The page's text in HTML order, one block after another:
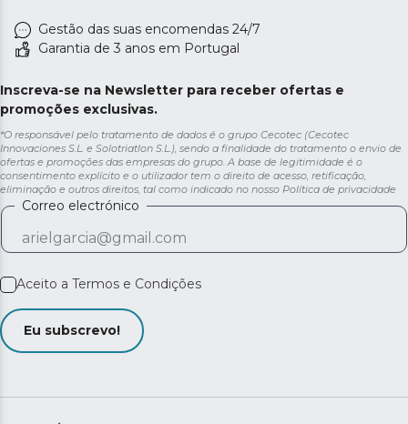
Gestão das suas encomendas 24/7
Garantia de 3 anos em Portugal
Inscreva-se na Newsletter para receber ofertas e
promoções exclusivas.
*O responsável pelo tratamento de dados é o grupo Cecotec (Cecotec
Innovaciones S.L. e Solotriatlon S.L.), sendo a finalidade do tratamento o envio de
ofertas e promoções das empresas do grupo. A base de legitimidade é o
consentimento explícito e o utilizador tem o direito de acesso, retificação,
eliminação e outros direitos, tal como indicado no nosso Política de privacidade
Correo electrónico
Aceito a Termos e Condições
Eu subscrevo!